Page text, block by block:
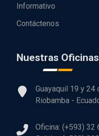
Informativo
Contáctenos
Nuestras Oficinas
Guayaquil 19 y 24
Riobamba -
Oficina: (+593) 32